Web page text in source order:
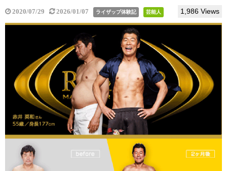
2020/07/29 2026/01/07 ライザップ体験記 芸能人 1,986 Views